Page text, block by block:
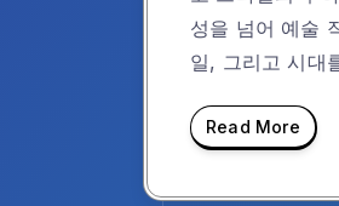
성을 넘어 예술
일, 그리고 시대
Read More